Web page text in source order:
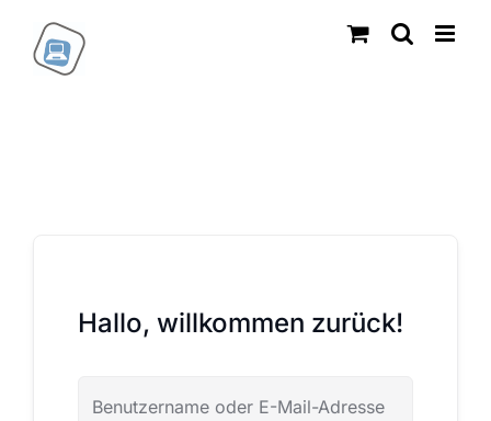
Inhalt
springen
Hallo, willkommen zurück!